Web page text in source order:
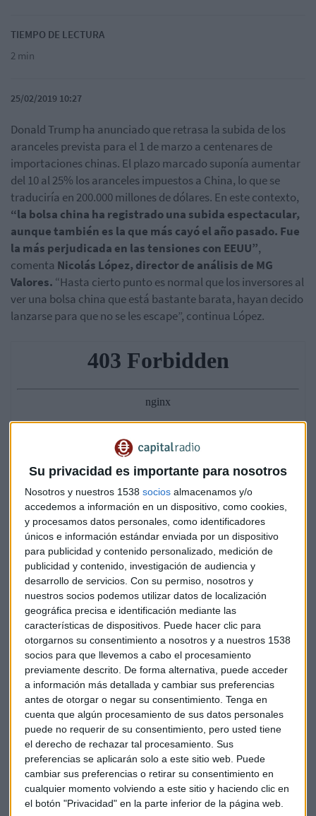
Su privacidad es importante para nosotros
Nosotros y nuestros 1538 socios almacenamos y/o
accedemos a información en un dispositivo, como cookies,
y procesamos datos personales, como identificadores
únicos e información estándar enviada por un dispositivo
para publicidad y contenido personalizado, medición de
publicidad y contenido, investigación de audiencia y
desarrollo de servicios. Con su permiso, nosotros y
nuestros socios podemos utilizar datos de localización
geográfica precisa e identificación mediante las
características de dispositivos. Puede hacer clic para
otorgarnos su consentimiento a nosotros y a nuestros 1538
socios para que llevemos a cabo el procesamiento
previamente descrito. De forma alternativa, puede acceder
a información más detallada y cambiar sus preferencias
antes de otorgar o negar su consentimiento. Tenga en
cuenta que algún procesamiento de sus datos personales
puede no requerir de su consentimiento, pero usted tiene
el derecho de rechazar tal procesamiento. Sus
preferencias se aplicarán solo a este sitio web. Puede
cambiar sus preferencias o retirar su consentimiento en
cualquier momento volviendo a este sitio y haciendo clic en
el botón "Privacidad" en la parte inferior de la página web.
TIEMPO DE LECTURA
2 min
25/02/2019 10:27
Donald Trump ha anunciado que retrasa la subida de los
aranceles prevista para el 1 de marzo a centenares de
importaciones chinas. El plazo marcado suponía aumentar
del 10 al 25% los aranceles impuestos a China, lo que se
traduciría en 200.000 millones de dólares. En este contexto,
“la bolsa china ha registrado una subida espectacular,
aunque también es la que más cayó el año pasado. Fue
la más perjudicada en las tensiones con EEUU”,
comenta Nicolás López, director de análisis de MG
Valores. “Hasta cierto punto es normal que los inversores al
ver una bolsa china que está bastante barata, hayan decido
lanzarse para que no se les escape”, continua López.
Sobre los resultados deCIE Automotive
, “son datos muy fuertes en un año que ha sido bastante
flojo para el conjunto del sector del automóvil”, comenta el
analista. “El problema con CIE es que seguramente a partir
del año que viene las tasas de crecimiento se van a moderar
mucho, porque la situación del sector sigue siendo bastante
complicada y no parecen esperarse grandes crecimientos”,
apostilla.
Nicolás López también ha hablado de Talgo, Facebook,
Siemens Gamesa, Alliance o Airbus. Durante el“Minuto de
Oro”el analista ha recomendado ArcelorMittal y Acerinox,